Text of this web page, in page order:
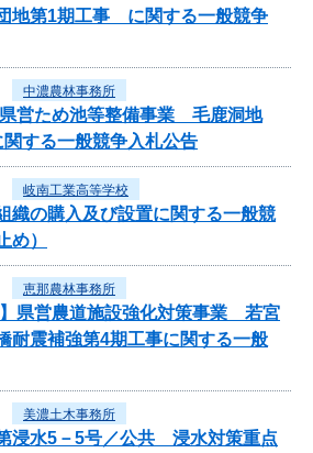
地第1期工事 に関する一般競争
中濃農林事務所
県営ため池等整備事業 毛鹿洞地
する一般競争入札公告
岐南工業高等学校
織の購入及び設置に関する一般競
め）
恵那農林事務所
】県営農道施設強化対策事業 若宮
震補強第4期工事に関する一般
美濃土木事務所
浸水5－5号／公共 浸水対策重点